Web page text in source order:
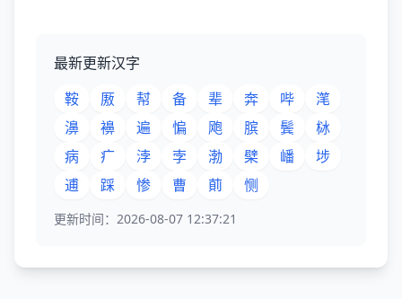
最新更新汉字
鞍
厫 幇 备 辈 奔 哔
滗
濞
襣 遍 惼 飑 膑 鬓
栤
病
疒 浡 孛 渤 檗 嶓
埗
逋
踩 惨 曹 萴 恻
更新时间：2026-08-07 12:37:21